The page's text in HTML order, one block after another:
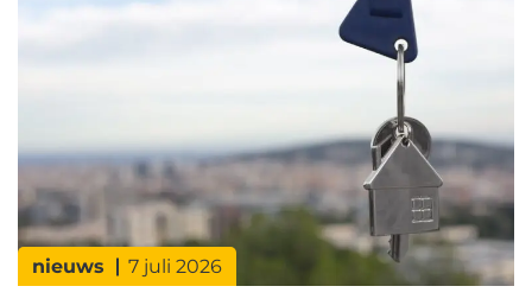
Doorstromers winnen terrein, terwijl starters juist
marktaandeel verliezen. Dit blijkt uit cijfers van
nieuws 7 juli 2026